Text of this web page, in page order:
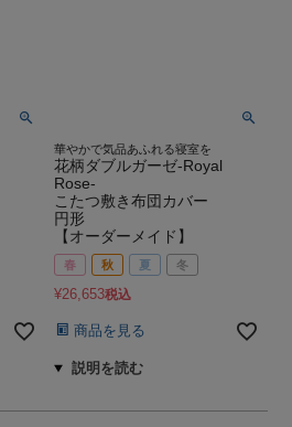
華やかで気品あふれる寝室を
花柄ダブルガーゼ-Royal
Rose-
こたつ敷き布団カバー
円形
【オーダーメイド】
春 秋 夏 冬
¥26,653税込
商品を見る